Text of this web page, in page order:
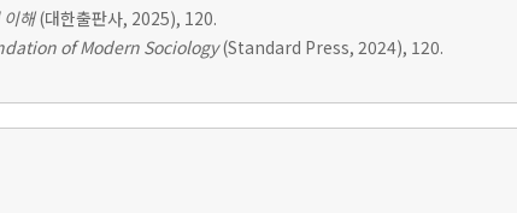
이해(대한출판사, 2025), 120.
of Modern Sociology(Standard Press, 2024), 120.